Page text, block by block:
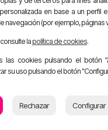
en base a un perfil
navegación (por ejemplo, páginas
la política de cookies.
las cookies pulsando el botón
su uso pulsando el botón
Rechazar Configurar